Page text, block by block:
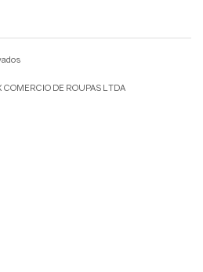
COMERCIO DE ROUPAS LTDA